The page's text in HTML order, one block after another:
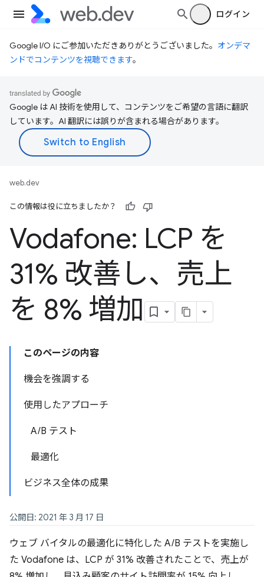
ログイン
Google I/O にご参加いただきありがとうございました。 オンデマ
ンドでコンテンツを視聴できます。
Google は AI 技術を使用して、コンテンツをご希望の言語に翻訳
しています。AI 翻訳には誤りが含まれる場合があります。
web.dev
この情報は役に立ちましたか？
Vodafone: LCP を
31% 改善し、売上
を 8% 増加
このページの内容
機会を強調する
使用したアプローチ
A/B テスト
最適化
ビジネス全体の成果
公開日: 2021 年 3 月 17 日
ウェブ バイタルの最適化に特化した A/B テストを実施し
た Vodafone は、LCP が 31% 改善されたことで、売上が